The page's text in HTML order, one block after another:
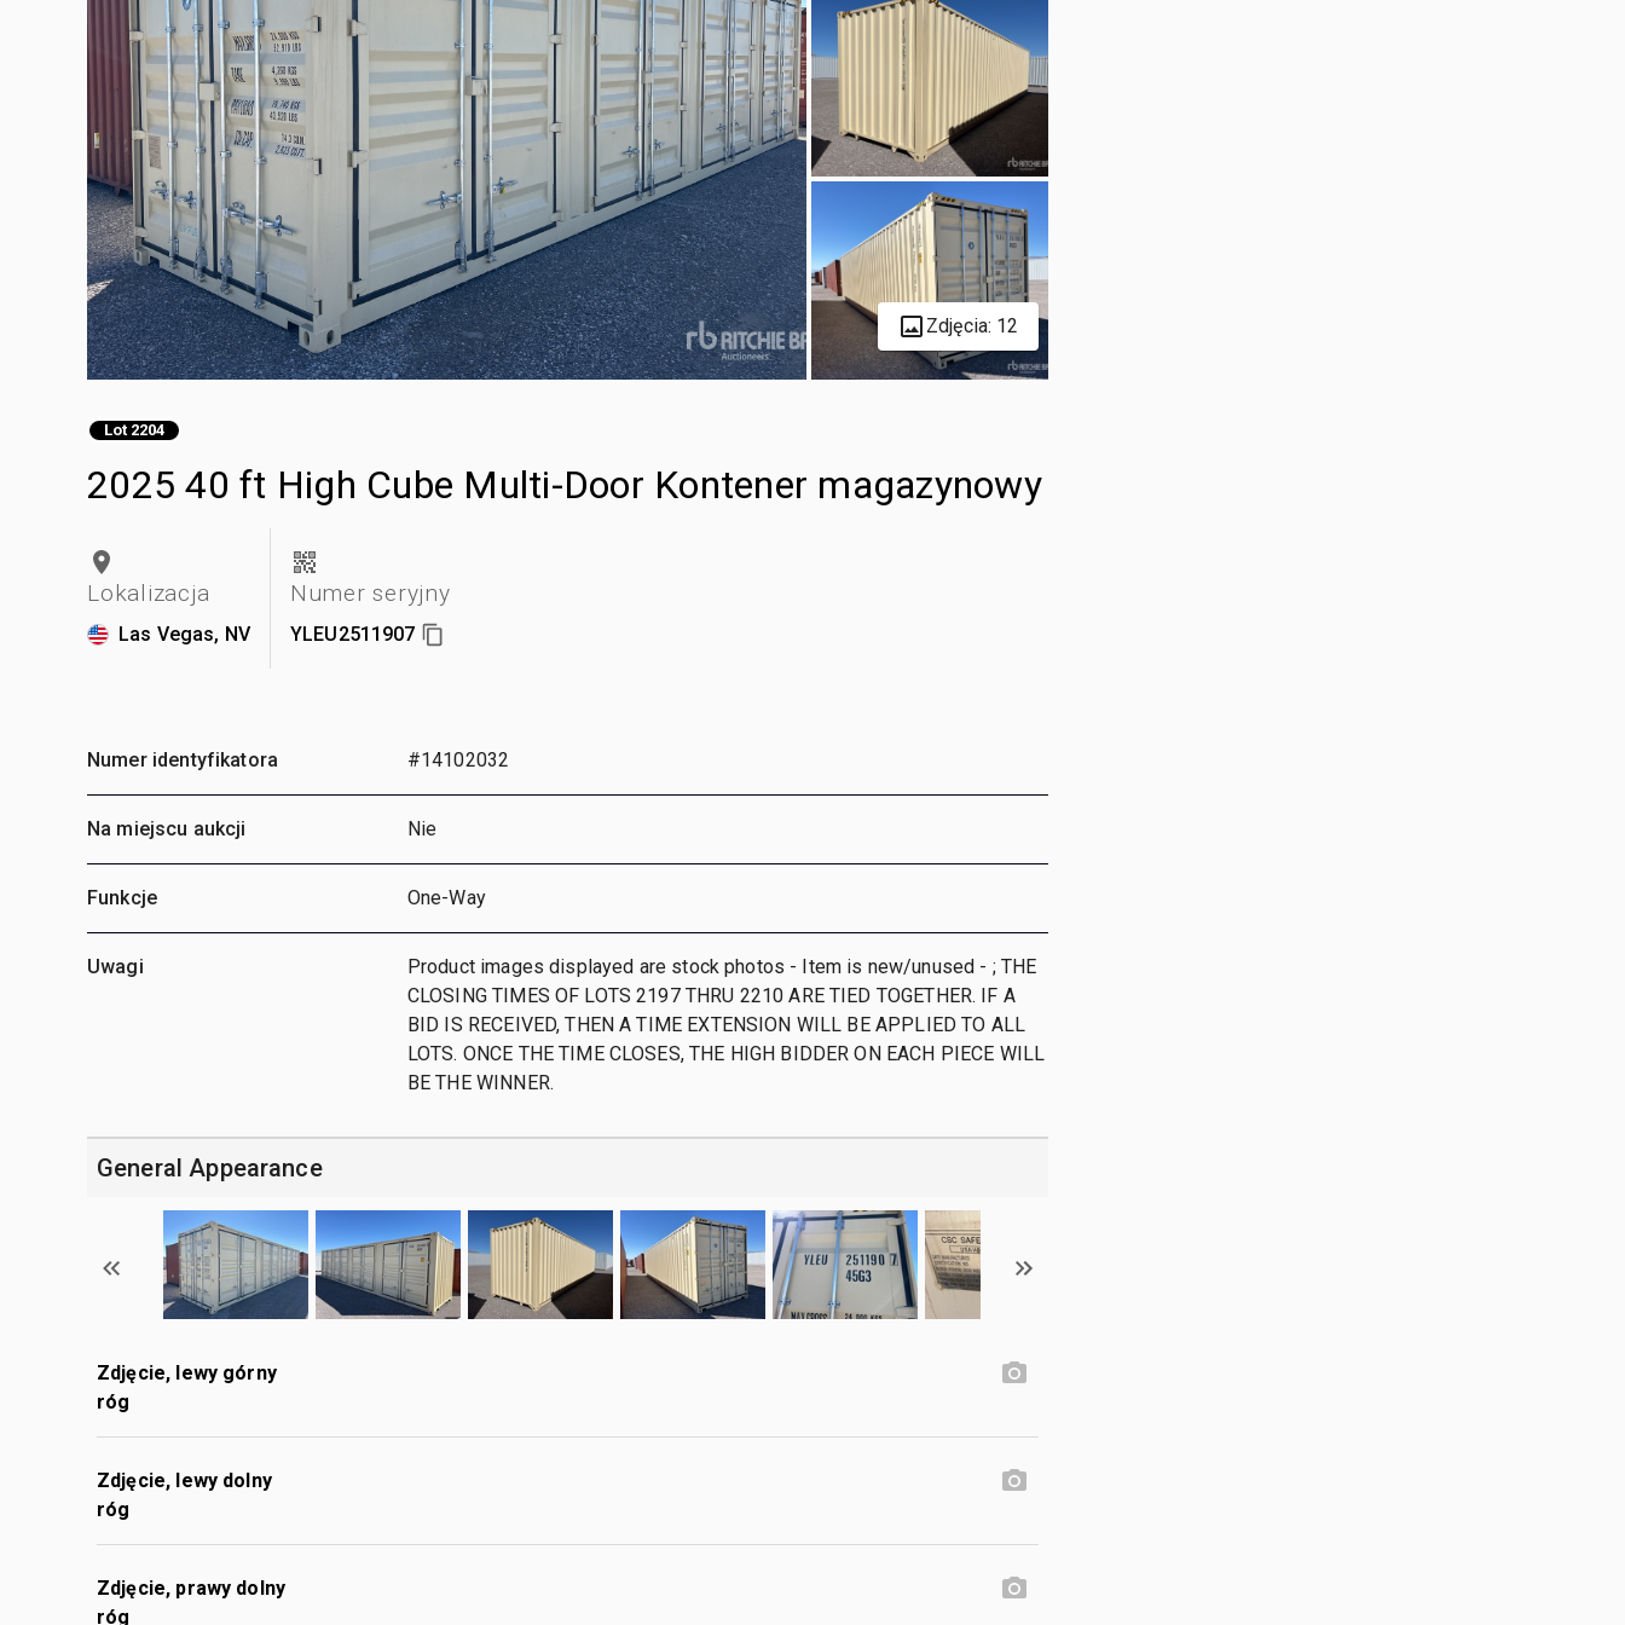
Zdjęcia: 12
Lot 2204
2025 40 ft High Cube Multi-Door Kontener magazynowy
Lokalizacja
Las Vegas, NV
Numer seryjny
YLEU2511907
Numer identyfikatora #14102032
Na miejscu aukcji Nie
Funkcje One-Way
Uwagi
Product images displayed are stock photos - Item is new/unused - ; THE
CLOSING TIMES OF LOTS 2197 THRU 2210 ARE TIED TOGETHER. IF A
BID IS RECEIVED, THEN A TIME EXTENSION WILL BE APPLIED TO ALL
LOTS. ONCE THE TIME CLOSES, THE HIGH BIDDER ON EACH PIECE WILL
BE THE WINNER.
General Appearance
Zdjęcie, lewy górny
róg
Zdjęcie, lewy dolny
róg
Zdjęcie, prawy dolny
róg